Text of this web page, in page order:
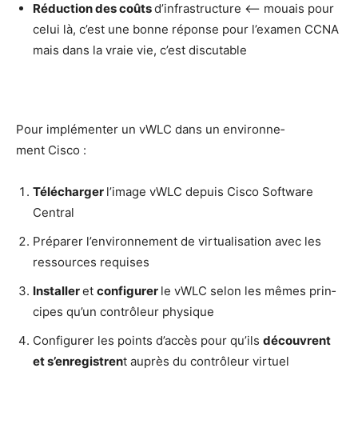
Réduc­tion des coûtsd’in­fra­struc­ture <– mouais pour
celui là, c’est une bonne réponse pour l’exa­men CCNA
mais dans la vraie vie, c’est discutable
Pour implé­men­ter un vWLC dans un envi­ron­ne­
ment Cisco :
Télé­char­ger l’i­mage vWLC depuis Cis­co Soft­ware
Central
Pré­pa­rer l’en­vi­ron­ne­ment de vir­tua­li­sa­tion avec les
res­sources requises
Ins­tal­leret confi­gu­rer le vWLC selon les mêmes prin­
cipes qu’un contrô­leur physique
Confi­gu­rer les points d’ac­cès pour qu’ils découvrent
et s’en­re­gis­trent auprès du contrô­leur virtuel